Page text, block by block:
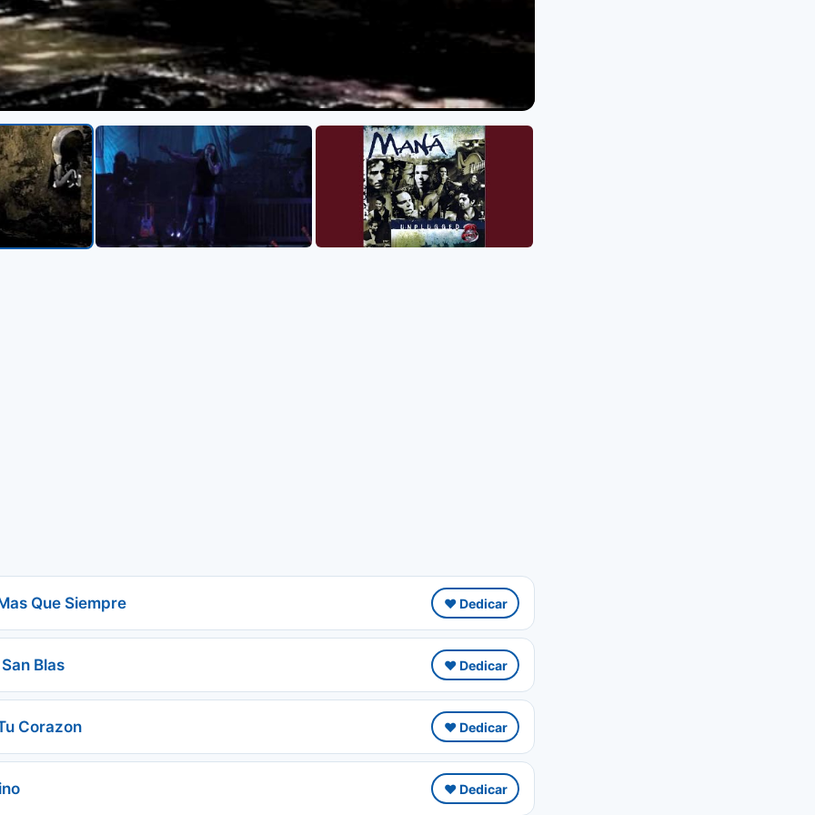
Que Siempre ❤️ Dedicar
Blas ❤️ Dedicar
Corazon ❤️ Dedicar
❤️ Dedicar